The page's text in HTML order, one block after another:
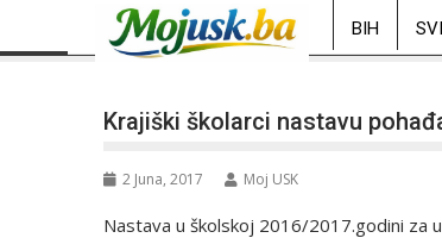
BIH
Krajiški školarci nastavu
2 Juna, 2017 Moj USK
Nastava u školskoj 2016/2017.godini za